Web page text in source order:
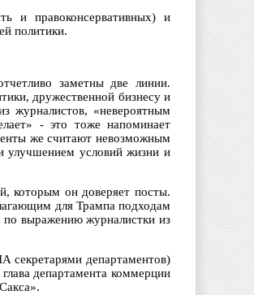
и правоконсервативных) и
политики.
заметны две линии.
дружественной бизнесу и
журналистов, «невероятным
- это тоже напоминает
же считают невозможным
улучшением условий жизни и
которым он доверяет посты.
для Трампа подходам
по выражению журналистки из
секретарями департаментов)
департамента коммерции